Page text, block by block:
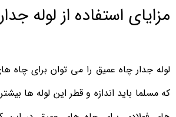
مزایای استفاده از لوله
لوله جدار چاه عمیق را می توان برای چاه
که مسلما باید اندازه و قطر این لوله ها